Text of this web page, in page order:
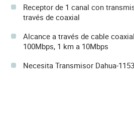
Receptor de 1 canal con
través de coaxial
Alcance a través de cable
100Mbps, 1 km a 10Mbps
Necesita Transmisor Dahua-